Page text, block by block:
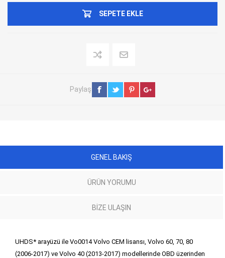
SEPETE EKLE
Paylaş
GENEL BAKIŞ
ÜRÜN YORUMU
BIZE ULAŞIN
UHDS* arayüzü ile Vo0014 Volvo CEM lisansı, Volvo 60, 70, 80
(2006-2017) ve Volvo 40 (2013-2017) modellerinde OBD üzerinden